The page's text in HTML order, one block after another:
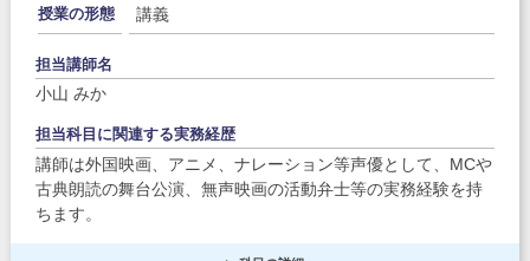
授業の形態 講義
担当講師名
小山 みか
担当科目に関連する実務経歴
講師は外国映画、アニメ、ナレーション等声優として、MCや
古典朗読の舞台公演、無声映画の活動弁士等の実務経験を持
ちます。